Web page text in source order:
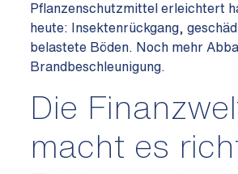
Pflanzenschutzmittel erleichtert
heute: Insektenrückgang,
belastete Böden. Noch mehr
Brandbeschleunigung.
Die
macht es